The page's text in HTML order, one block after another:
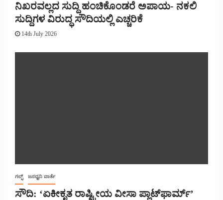
ನಿಖರವಲ್ಲದ ಸುದ್ದಿ ಹಂಚಿಕೊಂಡರೆ ಅಪಾಯ- ನಕಲಿ
ಸುದ್ದಿಗಳ ವಿರುದ್ಧ ಸೌದಿಯಲ್ಲಿ ಎಚ್ಚರಿಕೆ
14th July 2026
ಗಲ್ಫ್ ಜನಧ್ವನಿ ವಾರ್ತೆ
ಸೌದಿ: ‘ಏಕೀಕೃತ ರಾಷ್ಟ್ರೀಯ ವೀಸಾ ಪ್ಲಾಟ್‌ಫಾರ್ಮ್’